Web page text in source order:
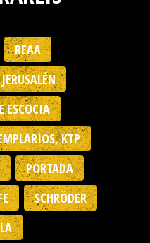
REAA
ESCOCIA
KTP
PORTADA
SCHRÖDER